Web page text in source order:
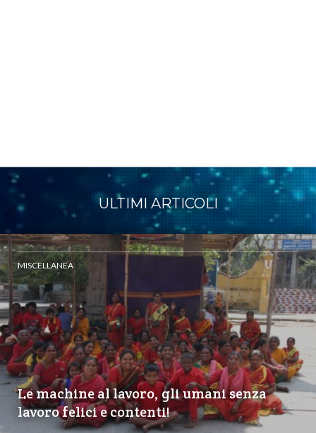
ULTIMI ARTICOLI
MISCELLANEA
Le machine al lavoro, gli umani senza
lavoro felici e contenti!